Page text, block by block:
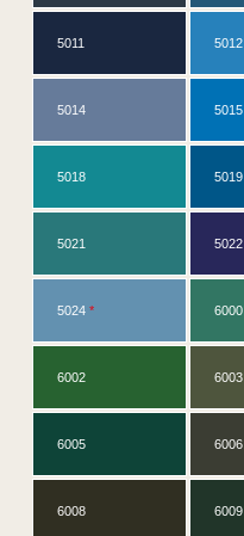
5011 5012
5014 5015
5018 5019
5021 5022
5024 * 6000
6002 6003
6005 6006
6008 6009